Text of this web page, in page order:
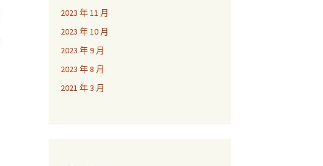
2023 年 11 月
2023 年 10 月
2023 年 9 月
2023 年 8 月
2021 年 3 月